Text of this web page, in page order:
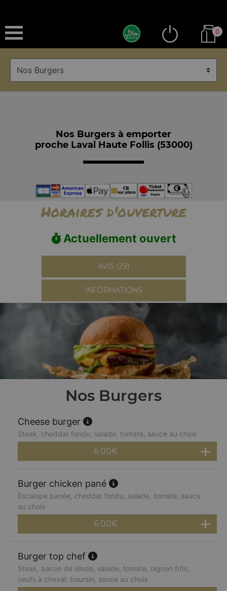
0
Nos Burgers à emporter
proche Laval Haute Follis (53000)
Horaires d'ouverture
Actuellement ouvert
AVIS (29)
INFORMATIONS
Nos Burgers
Cheese burger
Steak, cheddar fondu, salade, tomate, sauce au choix
6.00€
Burger chicken pané
Escalope panée, cheddar fondu, salade, tomate, sauce
au choix
6.00€
Burger top chef
Steak, bacon de dinde, salade, tomate, oignon frits,
oeufs à cheval, boursin, sauce au choix